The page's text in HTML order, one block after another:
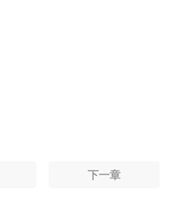
下一章